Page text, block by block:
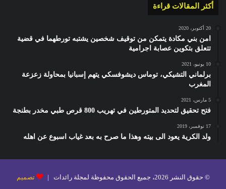
أكثر المقالات قراءة
20 أكتوبر، 2020
امن بني مكادة يتمكن من توقيف شخصين يشتبه تورطهما في قضية
تتعلق بتكوين عصابة اجرامية
10 يونيو، 2021
برلماني التشيكي، توماس ديشوفسكي يتهم إسبانيا بمحاولة زعزعة
المغرب
5 مارس، 2021
فتح تحقيق لتحديد المتورطين في تهريب 800 قرص طبي مخدر بطنجة
17 نوفمبر، 2019
ولد الكرية يعود الى بيته وهذا ما صرح به بعد غياب اسبوع عن اهله
© حقوق النشر 2026، جميع الحقوق محفوظة لمجلة رائدات | تصميم